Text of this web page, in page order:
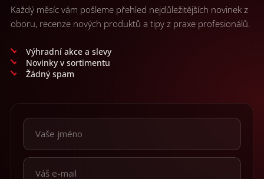
Každý měsíc vám pošleme přehled nejdůležitějších novinek z
oboru, recenze nových produktů a tipy z praxe profesionálů.
Výhradní akce a slevy
Novinky v sortimentu
Žádný spam